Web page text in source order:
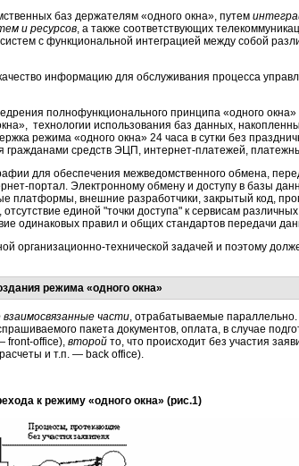
баз держателям «одного окна», путем
и ресурсов, а также соответствующих
систем с функциональной интеграцией между собой
информацию для обслуживания процесса
полнофункционального принципа «одного
технологии использования баз данных,
режима «одного окна» 24 часа в сутки без
гражданами средств ЭЦП, интернет-платежей,
для обеспечения межведомственного обмена,
портал. Электронному обмену и доступу в базы
платформы, внешние разработчики, закрытый код,
единой "точки доступа" к сервисам
одинаковых правил и общих стандартов передачи
организационно-технической задачей и поэтому
режима «одного окна»
взаимосвязанные части, отрабатываемые параллельно.
пакета документов, оплата, в случае
front-office), второй то, что происходит без участия
и т.п. — back office).
к режиму «одного окна» (рис.1)